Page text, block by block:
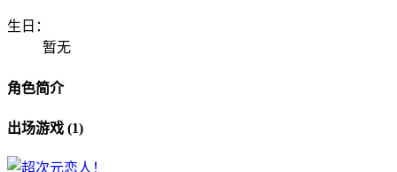
生日：
暂无
角色简介
出场游戏 (1)